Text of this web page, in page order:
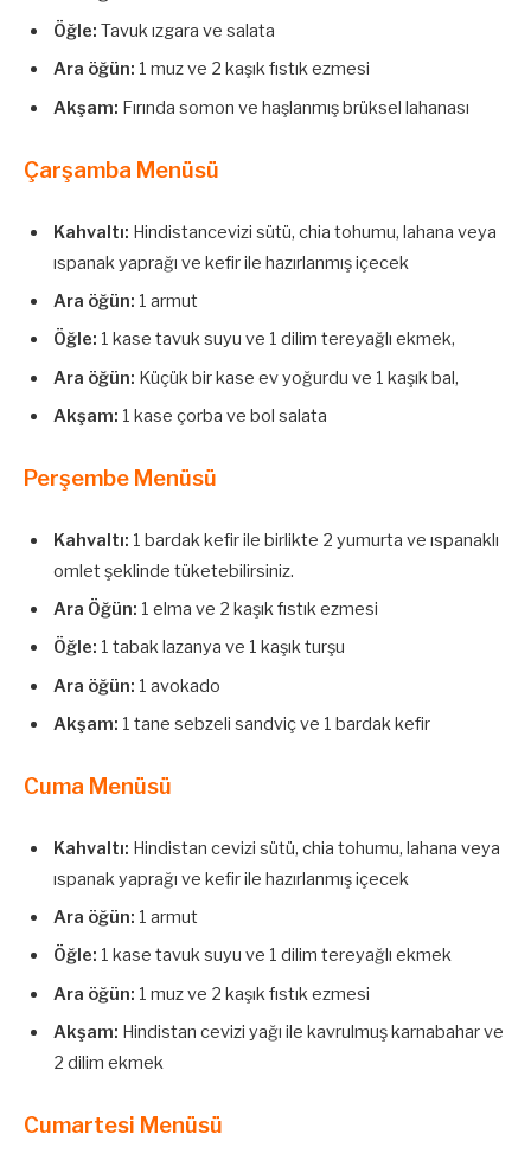
Öğle: Tavuk ızgara ve salata
Ara öğün: 1 muz ve 2 kaşık fıstık ezmesi
Akşam: Fırında somon ve haşlanmış brüksel lahanası
Çarşamba Menüsü
Kahvaltı: Hindistancevizi sütü, chia tohumu, lahana veya
ıspanak yaprağı ve kefir ile hazırlanmış içecek
Ara öğün: 1 armut
Öğle: 1 kase tavuk suyu ve 1 dilim tereyağlı ekmek,
Ara öğün: Küçük bir kase ev yoğurdu ve 1 kaşık bal,
Akşam: 1 kase çorba ve bol salata
Perşembe Menüsü
Kahvaltı: 1 bardak kefir ile birlikte 2 yumurta ve ıspanaklı
omlet şeklinde tüketebilirsiniz.
Ara Öğün: 1 elma ve 2 kaşık fıstık ezmesi
Öğle: 1 tabak lazanya ve 1 kaşık turşu
Ara öğün: 1 avokado
Akşam: 1 tane sebzeli sandviç ve 1 bardak kefir
Cuma Menüsü
Kahvaltı: Hindistan cevizi sütü, chia tohumu, lahana veya
ıspanak yaprağı ve kefir ile hazırlanmış içecek
Ara öğün: 1 armut
Öğle: 1 kase tavuk suyu ve 1 dilim tereyağlı ekmek
Ara öğün: 1 muz ve 2 kaşık fıstık ezmesi
Akşam: Hindistan cevizi yağı ile kavrulmuş karnabahar ve
2 dilim ekmek
Cumartesi Menüsü